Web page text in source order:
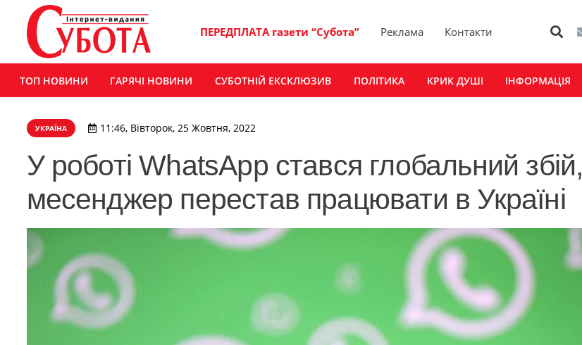
ПЕРЕДПЛАТА газети “Субота” Реклама Контакти
ТОП НОВИНИ ГАРЯЧІ НОВИНИ СУБОТНІЙ ЕКСКЛЮЗИВ ПОЛІТИКА КРИК ДУШІ ІНФОРМАЦІЯ
УКРАЇНА 11:46, Вівторок, 25 Жовтня, 2022
У роботі WhatsApp стався глобальний збій,
месенджер перестав працювати в Україні